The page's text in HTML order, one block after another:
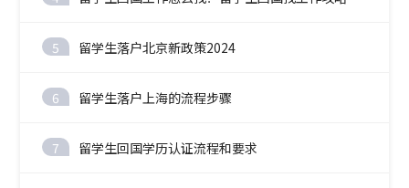
5 留学生落户北京新政策2024
6 留学生落户上海的流程步骤
7 留学生回国学历认证流程和要求